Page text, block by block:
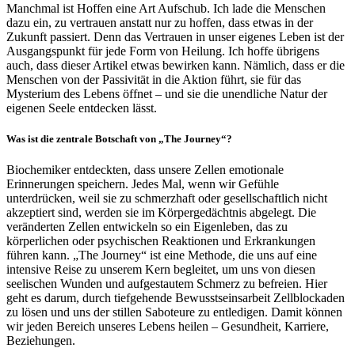
Manchmal ist Hoffen eine Art Aufschub. Ich lade die Menschen
dazu ein, zu vertrauen anstatt nur zu hoffen, dass etwas in der
Zukunft passiert. Denn das Vertrauen in unser eigenes Leben ist der
Ausgangspunkt für jede Form von Heilung. Ich hoffe übrigens
auch, dass dieser Artikel etwas bewirken kann. Nämlich, dass er die
Menschen von der Passivität in die Aktion führt, sie für das
Mysterium des Lebens öffnet – und sie die unendliche Natur der
eigenen Seele entdecken lässt.
Was ist die zentrale Botschaft von „The Journey“?
Biochemiker entdeckten, dass unsere Zellen emotionale
Erinnerungen speichern. Jedes Mal, wenn wir Gefühle
unterdrücken, weil sie zu schmerzhaft oder gesellschaftlich nicht
akzeptiert sind, werden sie im Körpergedächtnis abgelegt. Die
veränderten Zellen entwickeln so ein Eigenleben, das zu
körperlichen oder psychischen Reaktionen und Erkrankungen
führen kann. „The Journey“ ist eine Methode, die uns auf eine
intensive Reise zu unserem Kern begleitet, um uns von diesen
seelischen Wunden und aufgestautem Schmerz zu befreien. Hier
geht es darum, durch tiefgehende Bewusstseinsarbeit Zellblockaden
zu lösen und uns der stillen Saboteure zu entledigen. Damit können
wir jeden Bereich unseres Lebens heilen – Gesundheit, Karriere,
Beziehungen.